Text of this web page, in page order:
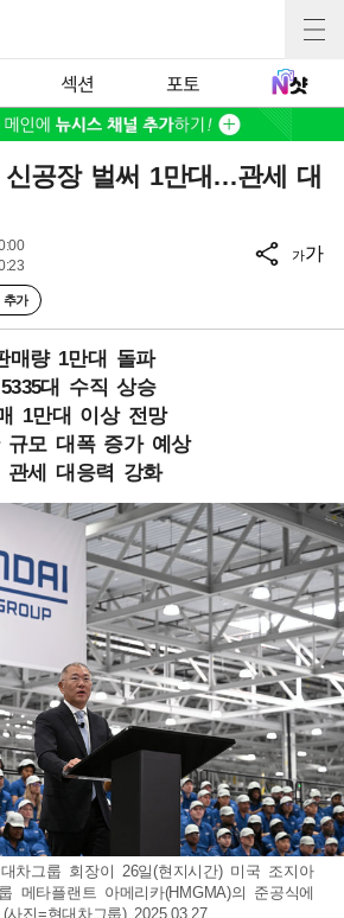
섹션 포토
신공장 벌써 1만대…관세 대
추가
가가
매량 1만대 돌파
대 수직 상승
1만대 이상 전망
규모 대폭 증가 예상
관세 대응력 강화
차그룹 회장이 26일(현지시간) 미국 조지아
메타플랜트 아메리카(HMGMA)의 준공식에
진=현대차그룹) 2025.03.27